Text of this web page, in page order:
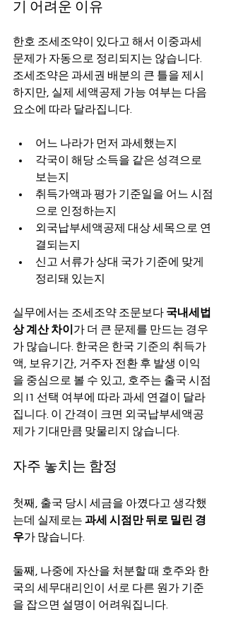
기 어려운 이유
한호 조세조약이 있다고 해서 이중과세
문제가 자동으로 정리되지는 않습니다.
조세조약은 과세권 배분의 큰 틀을 제시
하지만, 실제 세액공제 가능 여부는 다음
요소에 따라 달라집니다.
어느 나라가 먼저 과세했는지
각국이 해당 소득을 같은 성격으로
보는지
취득가액과 평가 기준일을 어느 시점
으로 인정하는지
외국납부세액공제 대상 세목으로 연
결되는지
신고 서류가 상대 국가 기준에 맞게
정리돼 있는지
실무에서는 조세조약 조문보다 국내세법
상 계산 차이 가 더 큰 문제를 만드는 경우
가 많습니다. 한국은 한국 기준의 취득가
액, 보유기간, 거주자 전환 후 발생 이익
을 중심으로 볼 수 있고, 호주는 출국 시점
의 I1 선택 여부에 따라 과세 연결이 달라
집니다. 이 간격이 크면 외국납부세액공
제가 기대만큼 맞물리지 않습니다.
자주 놓치는 함정
첫째, 출국 당시 세금을 아꼈다고 생각했
는데 실제로는 과세 시점만 뒤로 밀린 경
우가 많습니다.
둘째, 나중에 자산을 처분할 때 호주와 한
국의 세무대리인이 서로 다른 원가 기준
을 잡으면 설명이 어려워집니다.